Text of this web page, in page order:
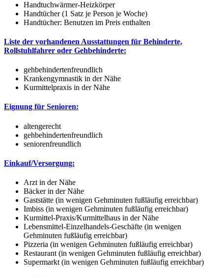
Handtuchwärmer-Heizkörper
Handtücher (1 Satz je Person je Woche)
Handtücher: Benutzen im Preis enthalten
Liste der vorhandenen Ausstattungen für Behinderte,
Rollstuhlfahrer oder Gehbehinderte:
gehbehindertenfreundlich
Krankengymnastik in der Nähe
Kurmittelpraxis in der Nähe
Eignung für Senioren:
altengerecht
gehbehindertenfreundlich
seniorenfreundlich
Einkauf/Versorgung:
Arzt in der Nähe
Bäcker in der Nähe
Gaststätte (in wenigen Gehminuten fußläufig erreichbar)
Imbiss (in wenigen Gehminuten fußläufig erreichbar)
Kurmittel-Praxis/Kurmittelhaus in der Nähe
Lebensmittel-Einzelhandels-Geschäfte (in wenigen
Gehminuten fußläufig erreichbar)
Pizzeria (in wenigen Gehminuten fußläufig erreichbar)
Restaurant (in wenigen Gehminuten fußläufig erreichbar)
Supermarkt (in wenigen Gehminuten fußläufig erreichbar)